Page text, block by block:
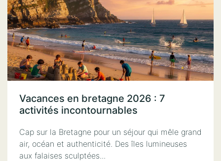
Vacances en bretagne 2026 : 7
activités incontournables
Cap sur la Bretagne pour un séjour qui mêle grand
air, océan et authenticité. Des îles lumineuses
aux falaises sculptées...